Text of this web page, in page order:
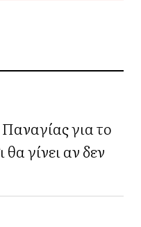
για το
γίνει αν δεν